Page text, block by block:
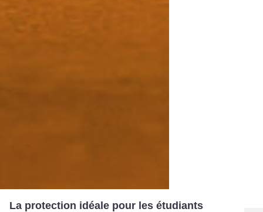
La protection idéale pour les étudiants